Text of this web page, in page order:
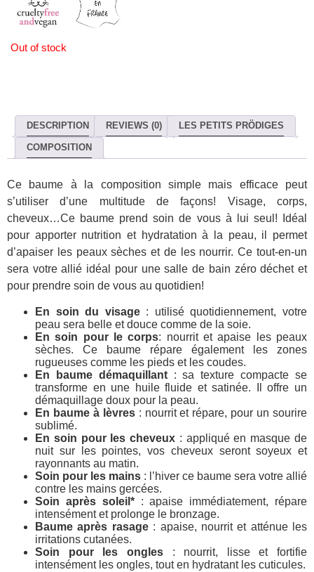
Out of stock
DESCRIPTION REVIEWS (0) LES PETITS PRÖDIGES
COMPOSITION
Ce baume à la composition simple mais efficace peut
s’utiliser d’une multitude de façons! Visage, corps,
cheveux…Ce baume prend soin de vous à lui seul! Idéal
pour apporter nutrition et hydratation à la peau, il permet
d’apaiser les peaux sèches et de les nourrir. Ce tout-en-un
sera votre allié idéal pour une salle de bain zéro déchet et
pour prendre soin de vous au quotidien!
En soin du visage: utilisé quotidiennement, votre
peau sera belle et douce comme de la soie.
En soin pour le corps: nourrit et apaise les peaux
sèches. Ce baume répare également les zones
rugueuses comme les pieds et les coudes.
En baume démaquillant: sa texture compacte se
transforme en une huile fluide et satinée. Il offre un
démaquillage doux pour la peau.
En baume à lèvres: nourrit et répare, pour un sourire
sublimé.
En soin pour les cheveux : appliqué en masque de
nuit sur les pointes, vos cheveux seront soyeux et
rayonnants au matin.
Soin pour les mains : l’hiver ce baume sera votre allié
contre les mains gercées.
Soin après soleil*: apaise immédiatement, répare
intensément et prolonge le bronzage.
Baume après rasage: apaise, nourrit et atténue les
irritations cutanées.
Soin pour les ongles: nourrit, lisse et fortifie
intensément les ongles, tout en hydratant les cuticules.